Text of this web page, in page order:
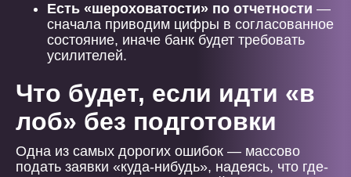
Есть «шероховатости» по отчетности —
сначала приводим цифры в согласованное
состояние, иначе банк будет требовать
усилителей.
Что будет, если идти «в
лоб» без подготовки
Одна из самых дорогих ошибок — массово
подать заявки «куда-нибудь», надеясь, что где-